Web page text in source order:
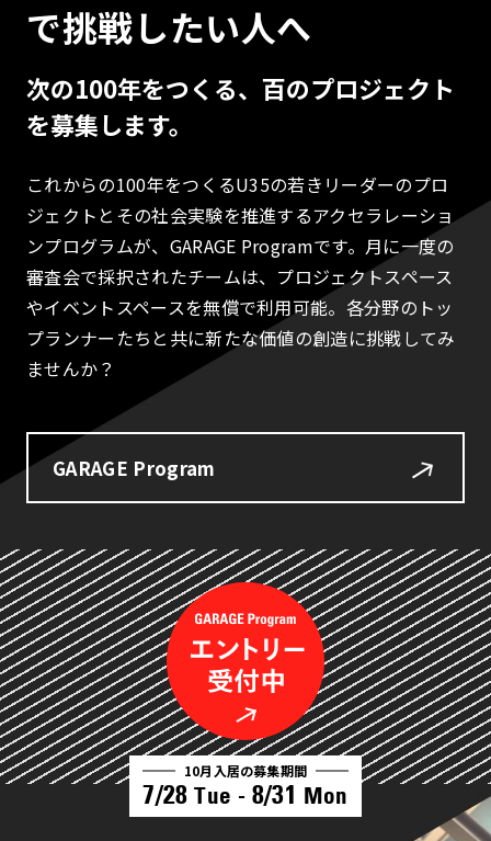
で挑戦したい人へ
次の100年をつくる、百のプロジェクト
を募集します。
これからの100年をつくるU35の若きリーダーのプロ
ジェクトとその社会実験を推進するアクセラレーショ
ンプログラムが、GARAGE Programです。月に一度の
審査会で採択されたチームは、プロジェクトスペース
やイベントスペースを無償で利用可能。各分野のトッ
プランナーたちと共に新たな価値の創造に挑戦してみ
ませんか？
GARAGE Program
10月入居の募集期間
7/28 Tue - 8/31 Mon